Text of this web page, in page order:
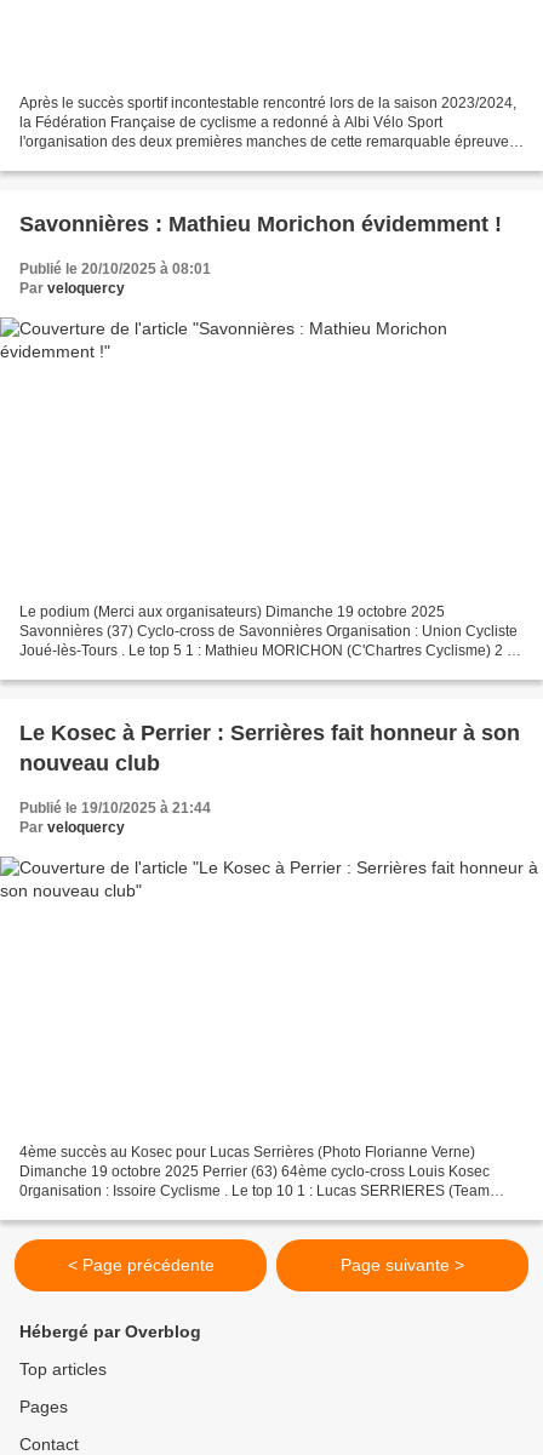
Après le succès sportif incontestable rencontré lors de la saison 2023/2024,
la Fédération Française de cyclisme a redonné à Albi Vélo Sport
l'organisation des deux premières manches de cette remarquable épreuve
Savonnières : Mathieu Morichon évidemment !
Publié le 20/10/2025 à 08:01
Par veloquercy
Le podium (Merci aux organisateurs) Dimanche 19 octobre 2025
Savonnières (37) Cyclo-cross de Savonnières Organisation : Union Cycliste
Joué-lès-Tours . Le top 5 1 : Mathieu MORICHON (C'Chartres Cyclisme) 2 :
Le Kosec à Perrier : Serrières fait honneur à son
nouveau club
Publié le 19/10/2025 à 21:44
Par veloquercy
4ème succès au Kosec pour Lucas Serrières (Photo Florianne Verne)
Dimanche 19 octobre 2025 Perrier (63) 64ème cyclo-cross Louis Kosec
0rganisation : Issoire Cyclisme . Le top 10 1 : Lucas SERRIERES (Team
< Page précédente Page suivante >
Hébergé par Overblog
Top articles
Pages
Contact